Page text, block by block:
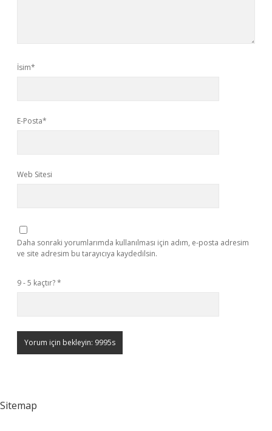
İsim*
E-Posta*
Web Sitesi
Daha sonraki yorumlarımda kullanılması için adım, e-posta adresim
ve site adresim bu tarayıcıya kaydedilsin.
9 - 5 kaçtır?*
Sitemap